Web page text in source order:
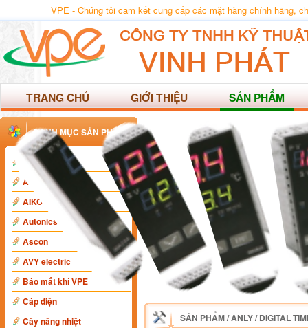
VPE - Chúng tôi cam kết cung cấp các mặt hàng chính hãng,
TRANG CHỦ GIỚI THIỆU SẢN PHẨM
DANH MỤC SẢN PHẨM
ABB
Anly
AIKO
Autonics
Ascon
AVY electric
Báo mất khí VPE
Cáp điện
Cây nâng nhiệt
SẢN PHẨM/ANLY/DIGITAL